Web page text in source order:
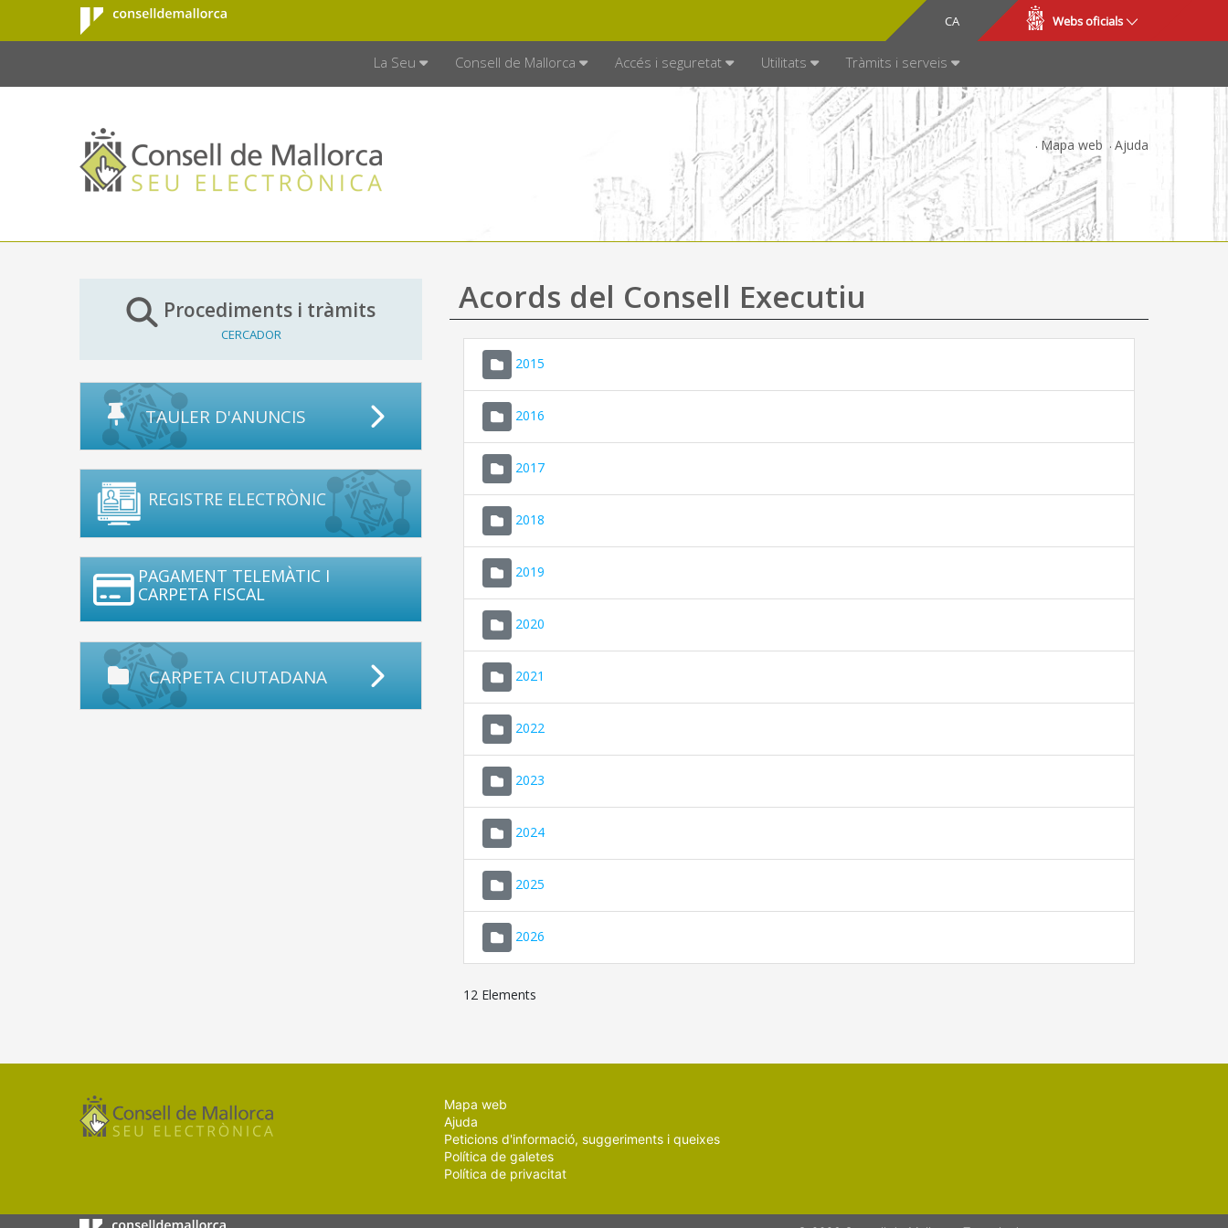
Salta al contingut principal
Consell de
Mallorca
CA
ES Webs oficials
La Seu Consell de Mallorca Accés i seguretat Utilitats Tràmits i serveis
Mapa web Ajuda
Procediments i tràmits
CERCADOR
TAULER D'ANUNCIS
REGISTRE ELECTRÒNIC
PAGAMENT TELEMÀTIC I
CARPETA FISCAL
CARPETA CIUTADANA
Acords del Consell Executiu
2015
2016
2017
2018
2019
2020
2021
2022
2023
2024
2025
2026
12 Elements
Mapa web
Ajuda
Peticions d'informació, suggeriments i queixes
Política de galetes
Política de privacitat